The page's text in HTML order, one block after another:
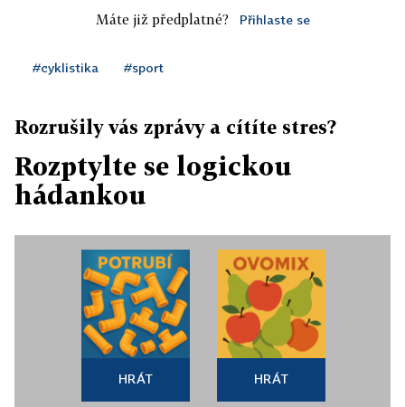
Máte již předplatné? Přihlaste se
#cyklistika #sport
Rozrušily vás zprávy a cítíte stres?
Rozptylte se logickou
hádankou
HRÁT HRÁT